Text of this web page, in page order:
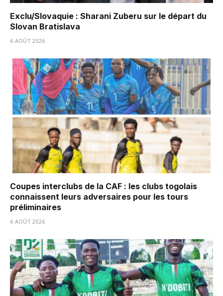
Exclu/Slovaquie : Sharani Zuberu sur le départ du
Slovan Bratislava
6 AOÛT 2026
Coupes interclubs de la CAF : les clubs togolais
connaissent leurs adversaires pour les tours
préliminaires
6 AOÛT 2026